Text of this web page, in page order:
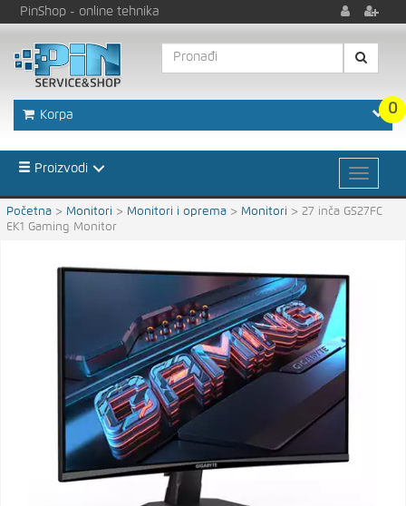
PinShop - online tehnika
0
Korpa
Proizvodi
Početna > Monitori > Monitori i oprema > Monitori >27 inča GS27FC
EK1 Gaming Monitor